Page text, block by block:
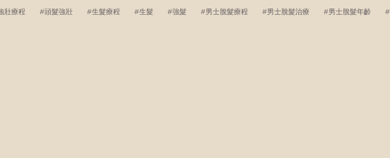
壯療程 頭髮強壯 生髮療程 生髮 強髮 男士脫髮療程 男士脫髮治療 男士脫髮年齡